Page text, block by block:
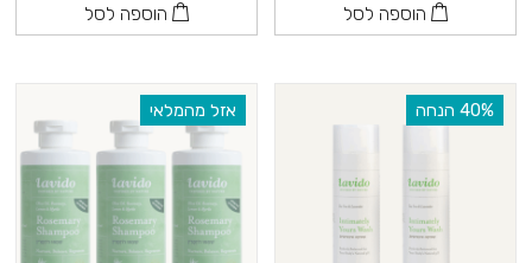
הוספה לסל הוספה לסל
‫40% הנחה אזל מהמלאי